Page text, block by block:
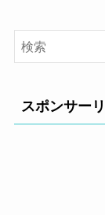
スポンサー